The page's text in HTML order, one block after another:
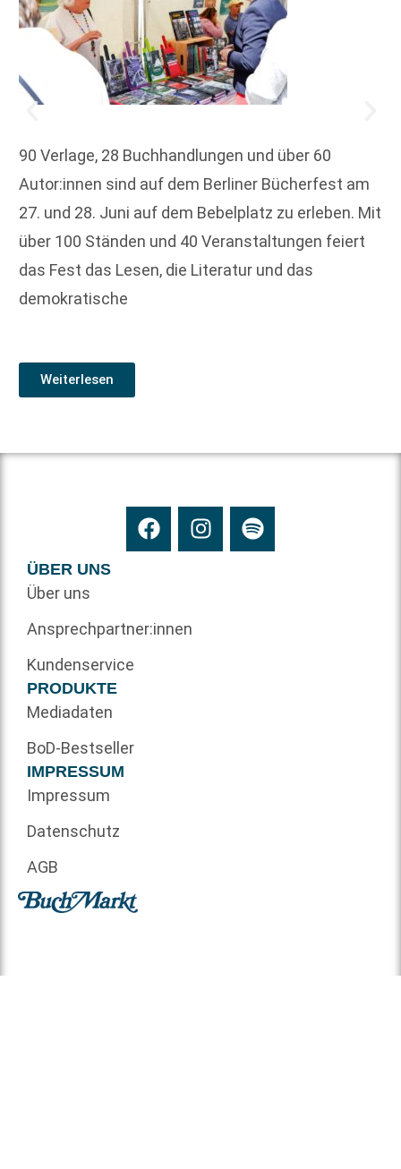
90 Verlage, 28 Buchhandlungen und über 60
Autor:innen sind auf dem Berliner Bücherfest am
27. und 28. Juni auf dem Bebelplatz zu erleben. Mit
über 100 Ständen und 40 Veranstaltungen feiert
das Fest das Lesen, die Literatur und das
demokratische
Weiterlesen
ÜBER UNS
Über uns
Ansprechpartner:innen
Kundenservice
PRODUKTE
Mediadaten
BoD-Bestseller
IMPRESSUM
Impressum
Datenschutz
AGB